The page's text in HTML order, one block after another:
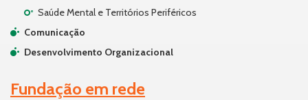
Saúde Mental e Territórios Periféricos
Comunicação
Desenvolvimento Organizacional
Fundação em rede